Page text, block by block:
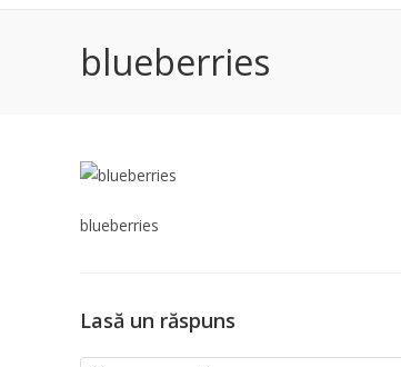
blueberries
blueberries
Lasă un răspuns